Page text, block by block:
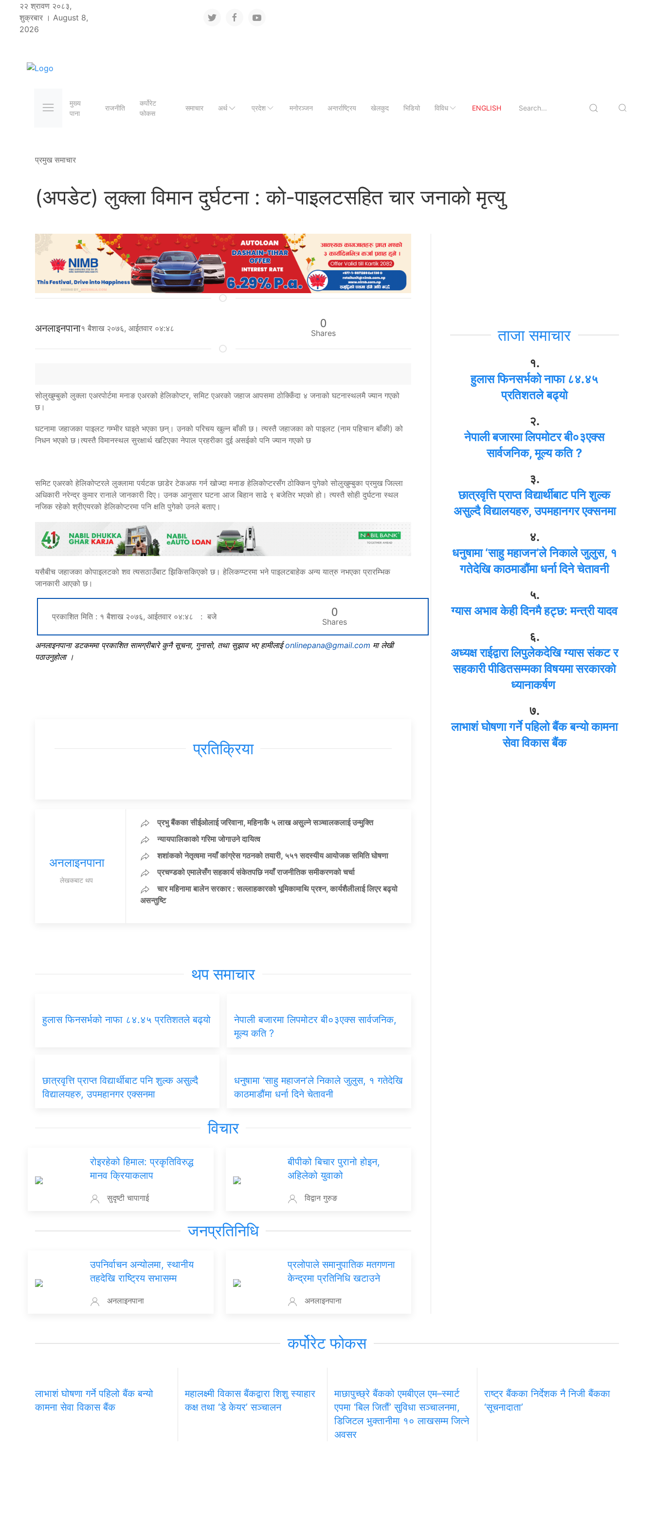
२२ श्रावण २०८३,
शुक्रबार । August 8,
2026
मुख्य
पाना
राजनीति
कर्पोरेट
फोकस
समाचार अर्थ प्रदेश मनोरञ्जन अन्तर्राष्ट्रिय खेलकुद भिडियो विविध ENGLISH
प्रमुख समाचार
(अपडेट) लुक्ला विमान दुर्घटना : काे-पाइलटसहित चार जनाकाे मृत्यु
अनलाइनपाना१ बैशाख २०७६, आईतवार ०४:४८ 0
Shares
सोलुखुम्बुको लुक्ला एअरपोर्टमा मनाङ एअरको हेलिकोप्टर, समिट एअरको जहाज आपसमा ठोक्किँदा ४ जनाको घटनास्थलमै ज्यान गएको
छ।
घटनामा जहाजका पाइलट गम्भीर घाइते भएका छन्। उनको परिचय खुल्न बाँकी छ। त्यस्तै जहाजका को पाइलट (नाम पहिचान बाँकी) को
निधन भएको छ।त्यस्तै विमानस्थल सुरक्षार्थ खटिएका नेपाल प्रहरीका दुई असईको पनि ज्यान गएको छ
समिट एअरको हेलिकोप्टरले लुक्लामा पर्यटक छाडेर टेकअफ गर्न खोज्दा मनाङ हेलिकोप्टरसँग ठोक्किन पुगेको सोलुखुम्बुका प्रमुख जिल्ला
अधिकारी नरेन्द्र कुमार रानाले जानकारी दिए। उनक आनुसार घटना आज बिहान साढे ९ बजेतिर भएको हो। त्यस्तै सोही दुर्घटना स्थल
नजिक रहेको श्रीएयरको हेलिकोप्टरमा पनि क्षति पुगेको उनले बताए।
यसैबीच जहाजका कोपाइलटको शव त्यसठाउँबाट झिकिसकिएको छ। हेलिकप्प्टरमा भने पाइलटबाहेक अन्य यात्रु नभएका प्रारम्भिक
जानकारी आएको छ।
प्रकाशित मिति : १ बैशाख २०७६, आईतवार ०४:४८ : बजे 0
Shares
अनलाइनपाना डटकममा प्रकाशित सामग्रीबारे कुनै सूचना, गुनासो, तथा सुझाव भए हामीलाईonlinepana@gmail.com मा लेखी
पठाउनुहोला ।
प्रतिक्रिया
अनलाइनपाना
लेखकबाट थप
प्रभु बैंकका सीईओलाई जरिवाना, महिनाकै ५ लाख असुल्ने सञ्चालकलाई उन्मुक्ति
न्यायपालिकाको गरिमा जोगाउने दायित्व
शशांकको नेतृत्वमा नयाँ कांग्रेस गठनको तयारी, ५५१ सदस्यीय आयोजक समिति घोषणा
प्रचण्डको एमालेसँग सहकार्य संकेतपछि नयाँ राजनीतिक समीकरणको चर्चा
चार महिनामा बालेन सरकार : सल्लाहकारको भूमिकामाथि प्रश्न, कार्यशैलीलाई लिएर बढ्यो
असन्तुष्टि
थप समाचार
हुलास फिनसर्भको नाफा ८४.४५ प्रतिशतले बढ्यो
नेपाली बजारमा लिपमोटर बी०३एक्स सार्वजनिक,
मूल्य कति ?
छात्रवृत्ति प्राप्त विद्यार्थीबाट पनि शुल्क असुल्दै
विद्यालयहरु, उपमहानगर एक्सनमा
धनुषामा ‘साहु महाजन’ले निकाले जुलुस, १ गतेदेखि
काठमाडौंमा धर्ना दिने चेतावनी
विचार
रोइरहेको हिमाल: प्रकृतिविरुद्ध
मानव क्रियाकलाप
सुदृष्टी चापागाई
बीपीको बिचार पुरानो होइन,
अहिलेको युवाको
विद्वान गुरुङ
जनप्रतिनिधि
उपनिर्वाचन अन्योलमा, स्थानीय
तहदेखि राष्ट्रिय सभासम्म
अनलाइनपाना
प्रलोपाले समानुपातिक मतगणना
केन्द्रमा प्रतिनिधि खटाउने
अनलाइनपाना
ताजा समाचार
१.
हुलास फिनसर्भको नाफा ८४.४५
प्रतिशतले बढ्यो
२.
नेपाली बजारमा लिपमोटर बी०३एक्स
सार्वजनिक, मूल्य कति ?
३.
छात्रवृत्ति प्राप्त विद्यार्थीबाट पनि शुल्क
असुल्दै विद्यालयहरु, उपमहानगर एक्सनमा
४.
धनुषामा ‘साहु महाजन’ले निकाले जुलुस, १
गतेदेखि काठमाडौंमा धर्ना दिने चेतावनी
५.
ग्यास अभाव केही दिनमै हट्छ: मन्त्री यादव
६.
अध्यक्ष राईद्वारा लिपुलेकदेखि ग्यास संकट र
सहकारी पीडितसम्मका विषयमा सरकारको
ध्यानाकर्षण
७.
लाभाशं घोषणा गर्ने पहिलो बैंक बन्यो कामना
सेवा विकास बैंक
कर्पोरेट फोकस
लाभाशं घोषणा गर्ने पहिलो बैंक बन्यो
कामना सेवा विकास बैंक
महालक्ष्मी विकास बैंकद्वारा शिशु स्याहार
कक्ष तथा ‘डे केयर’ सञ्चालन
माछापुच्छ्रे बैंकको एमबीएल एम–स्मार्ट
एपमा ‘बिल जितौं’ सुविधा सञ्चालनमा,
डिजिटल भुक्तानीमा १० लाखसम्म जित्ने
अवसर
राष्ट्र बैंकका निर्देशक नै निजी बैंकका
‘सूचनादाता’